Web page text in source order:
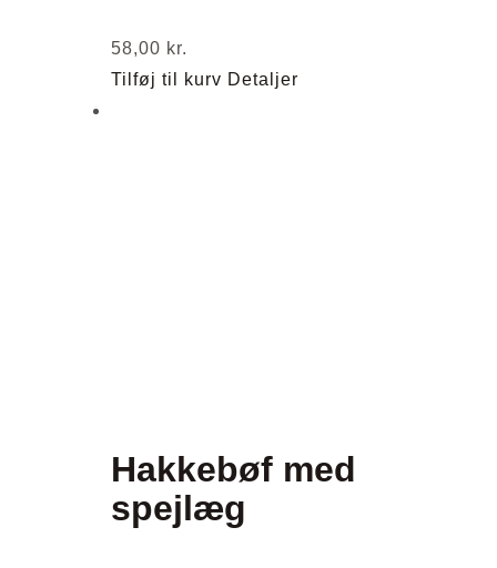
58,00 kr.
Tilføj til kurv Detaljer
Hakkebøf med
spejlæg